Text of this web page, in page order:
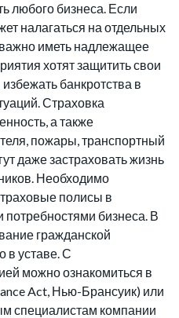
любого бизнеса. Если
налагаться на отдельных
иметь надлежащее
хотят защитить свои
банкротства в
Страховка
а также
пожары, транспортный
даже застраховать жизнь
Необходимо
полисы в
потребностями бизнеса. В
гражданской
в уставе. С
можно ознакомиться в
Act, Нью-Брансуик) или
специалистам компании